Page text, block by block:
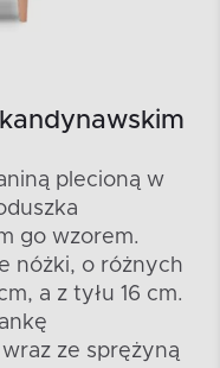
plecioną w
go wzorem.
nóżki, o różnych
a z tyłu 16 cm.
ze sprężyną